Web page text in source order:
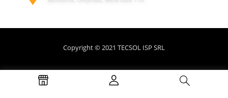
Copyright © 2021 TECSOL ISP SRL